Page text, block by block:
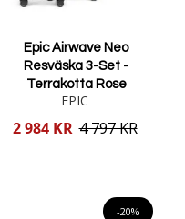
Epic Airwave Neo
Resväska 3-Set -
Terrakotta Rose
EPIC
Reducerat
2 984 KR 4 797 KR
-20%